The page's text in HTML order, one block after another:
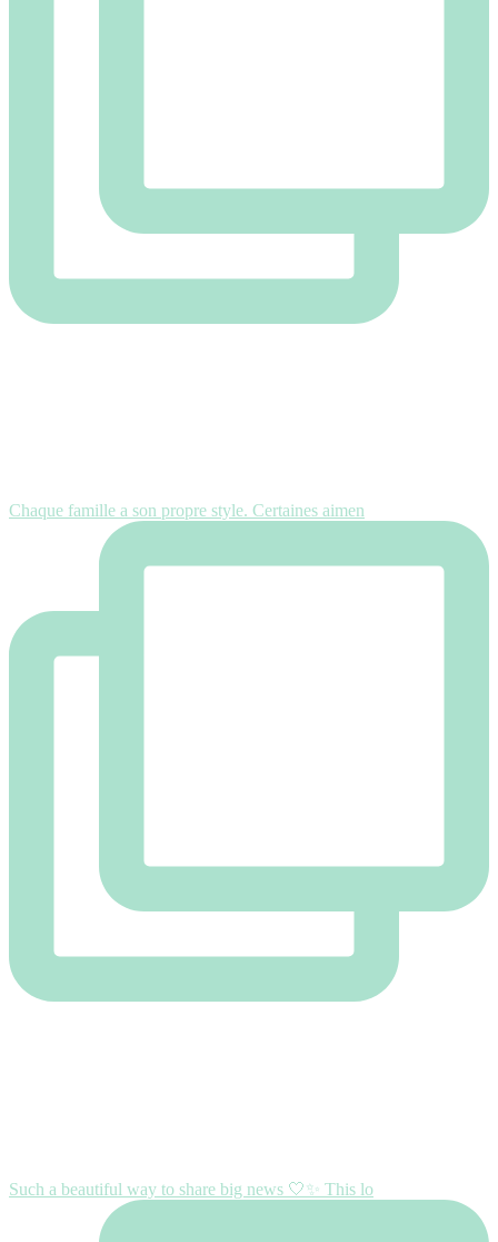
Chaque famille a son propre style. Certaines aimen
Such a beautiful way to share big news 🤍✨ This lo